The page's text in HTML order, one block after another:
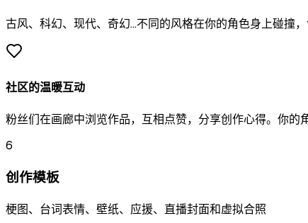
古风、科幻、现代、奇幻…不同的风格在你的角色身上碰撞
社区的温暖互动
粉丝们在画廊中浏览作品，互相点赞，分享创作心得。你的
6
创作模板
梗图、台词表情、壁纸、应援、直播封面和虚拟合照